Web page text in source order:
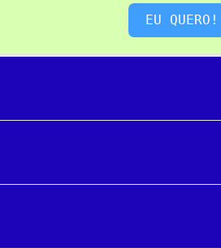
EU QUERO!